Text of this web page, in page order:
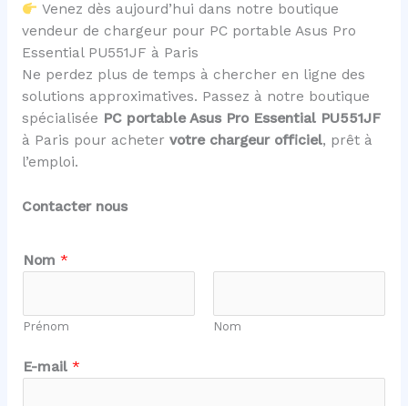
Venez dès aujourd’hui dans notre boutique
vendeur de chargeur pour PC portable Asus Pro
Essential PU551JF à Paris
Ne perdez plus de temps à chercher en ligne des
solutions approximatives. Passez à notre boutique
spécialisée PC portable Asus Pro Essential PU551JF
à Paris pour acheter votre chargeur officiel, prêt à
l’emploi.
Contacter nous
Nom *
Prénom Nom
*
m
E-mail *